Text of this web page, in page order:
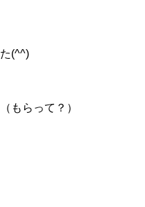
(^^)
もらって？）